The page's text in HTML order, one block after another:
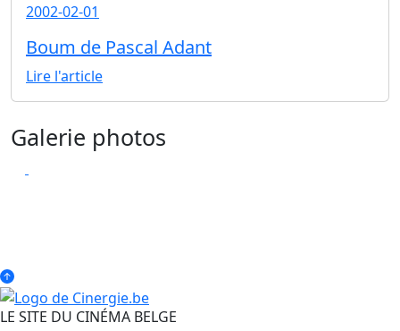
2002-02-01
Boum de Pascal Adant
Lire l'article
Galerie photos
LE SITE DU CINÉMA BELGE